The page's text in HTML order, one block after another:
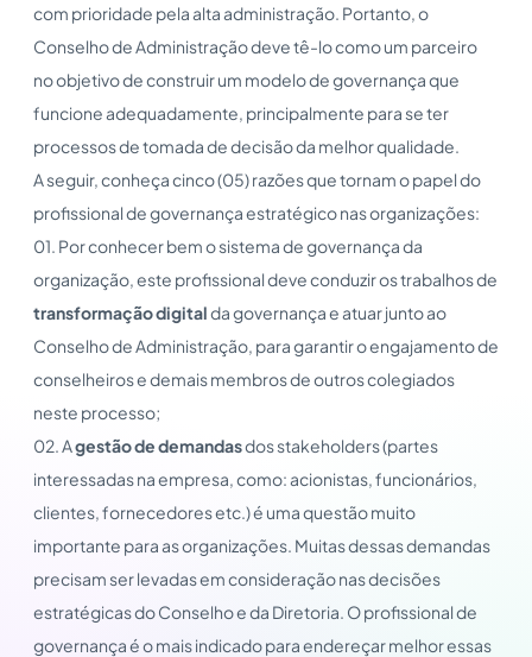
com prioridade pela alta administração. Portanto, o
Conselho de Administração deve tê-lo como um parceiro
no objetivo de construir um modelo de governança que
funcione adequadamente, principalmente para se ter
processos de tomada de decisão da melhor qualidade.
A seguir, conheça cinco (05) razões que tornam o papel do
profissional de governança estratégico nas organizações:
01. Por conhecer bem o sistema de governança da
organização, este profissional deve conduzir os trabalhos de
transformação digitalda governança e atuar junto ao
Conselho de Administração, para garantir o engajamento de
conselheiros e demais membros de outros colegiados
neste processo;
02. Agestão de demandasdos stakeholders (partes
interessadas na empresa, como: acionistas, funcionários,
clientes, fornecedores etc.) é uma questão muito
importante para as organizações. Muitas dessas demandas
precisam ser levadas em consideração nas decisões
estratégicas do Conselho e da Diretoria. O profissional de
governança é o mais indicado para endereçar melhor essas